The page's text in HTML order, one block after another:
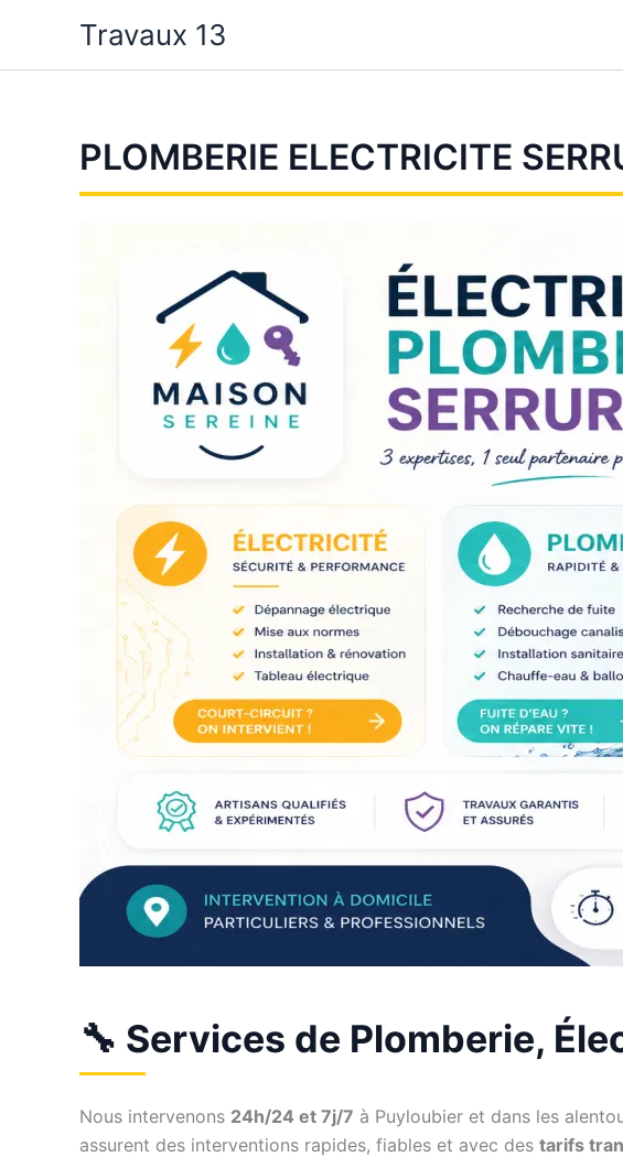
contenu
Travaux 13
PLOMBERIE ELECTRICITE
🔧 Services de Plomberie,
Nous intervenons 24h/24 et 7j/7 à Puyloubier et dans les
assurent des interventions rapides, fiables et avec des tarifs